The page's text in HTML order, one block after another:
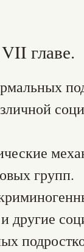
главе.
групп.
другие